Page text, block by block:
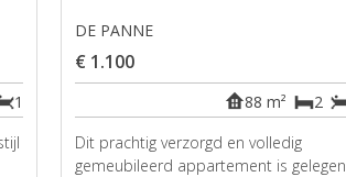
1
DE PANNE
€ 1.100
2
88 m²
Dit prachtig verzorgd en volledig
gemeubileerd appartement is gelegen